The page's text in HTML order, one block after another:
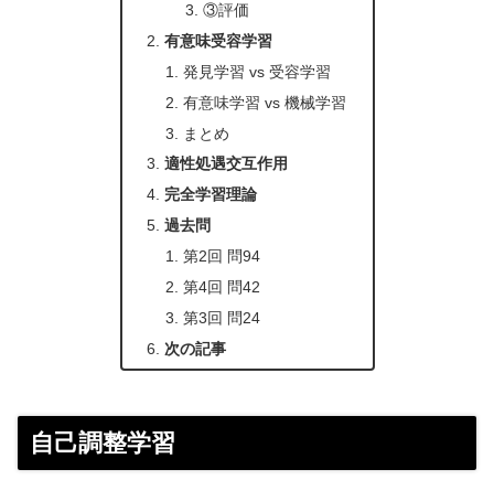
③評価
有意味受容学習
発見学習 vs 受容学習
有意味学習 vs 機械学習
まとめ
適性処遇交互作用
完全学習理論
過去問
第2回 問94
第4回 問42
第3回 問24
次の記事
自己調整学習